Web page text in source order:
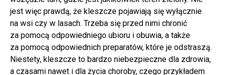
jest więc prawdą, że kleszcze pojawiają się wyłącznie
na wsi czy w lasach. Trzeba się przed nimi chronić
za pomocą odpowiedniego ubioru i obuwia, a także
za pomocą odpowiednich preparatów, które je odstraszą.
Niestety, kleszcze to bardzo niebezpieczne dla zdrowia,
a czasami nawet i dla życia choroby, czego przykładem